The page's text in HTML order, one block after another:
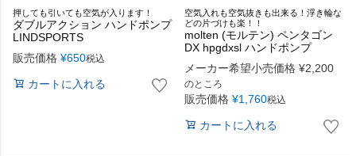
押しても引いても空気が入ります！
ダブルアクション ハンドポンプ
LINDSPORTS
販売価格 ¥650税込
カートに入れる
空気入れも空気抜きも出来る！浮き輪な
どの片づけも楽！！
molten (モルテン) ペンタゴン
DX hpgdxsl ハンドポンプ
メーカー希望小売価格 ¥2,200
のところ
販売価格 ¥1,760税込
カートに入れる